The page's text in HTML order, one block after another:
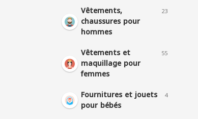
Vêtements,
chaussures pour
hommes
23
Vêtements et
maquillage pour
femmes
55
Fournitures et jouets
pour bébés
4